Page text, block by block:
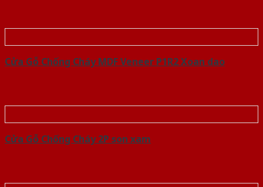
Cửa Gỗ Chống Cháy MDF Veneer P1R2 Xoan dao
Cửa Gỗ Chống Cháy 2P son xam